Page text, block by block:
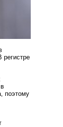
регистре
поэтому